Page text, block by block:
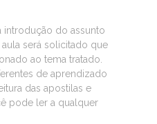
introdução do assunto
será solicitado que
ao tema tratado.
de aprendizado
das apostilas e
pode ler a qualquer